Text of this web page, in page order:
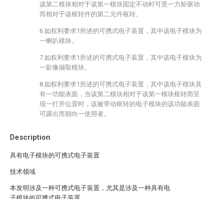
Description
具有电子模块的可携式电子装置
技术领域
本发明涉及一种可携式电子装置，尤其是涉及一种具有电
该第二模块相对于该第一模块固定不动时可受一力矩驱动
而相对于该枢转件的第二元件枢转。
6.如权利要求1所述的可携式电子装置，其中该电子模块为
一喇叭模块。
7.如权利要求1所述的可携式电子装置，其中该电子模块为
一影像撷取模块。
8.如权利要求1所述的可携式电子装置，其中该电子模块具
有一功能表面，当该第二模块相对于该第一模块枢转而呈
现一打开位置时，该被带动枢转的电子模块的该功能表面
可露出而朝向一使用者。